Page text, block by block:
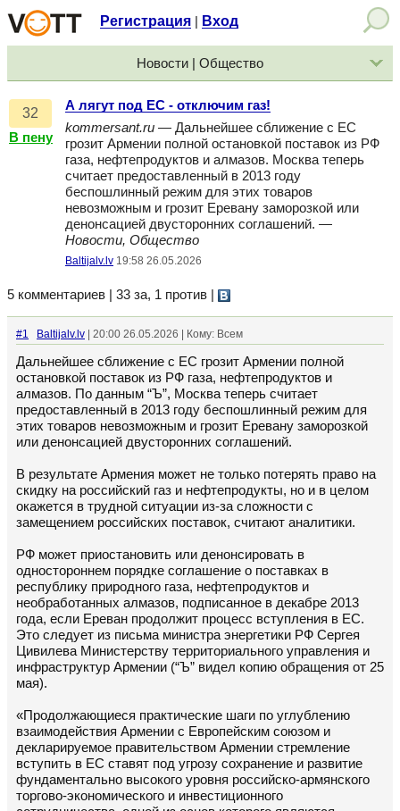
Регистрация Вход
Новости | Общество
32
В пену
А лягут под ЕС - отключим газ!
kommersant.ru — Дальнейшее сближение с ЕС
грозит Армении полной остановкой поставок из РФ
газа, нефтепродуктов и алмазов. Москва теперь
считает предоставленный в 2013 году
беспошлинный режим для этих товаров
невозможным и грозит Еревану заморозкой или
денонсацией двусторонних соглашений. —
Новости, Общество
Baltijalv.lv 19:58 26.05.2026
5 комментариев | 33 за, 1 против
#1 Baltijalv.lv | 20:00 26.05.2026 | Кому: Всем
Дальнейшее сближение с ЕС грозит Армении полной
остановкой поставок из РФ газа, нефтепродуктов и
алмазов. По данным “Ъ”, Москва теперь считает
предоставленный в 2013 году беспошлинный режим для
этих товаров невозможным и грозит Еревану заморозкой
или денонсацией двусторонних соглашений.
В результате Армения может не только потерять право на
скидку на российский газ и нефтепродукты, но и в целом
окажется в трудной ситуации из-за сложности с
замещением российских поставок, считают аналитики.
РФ может приостановить или денонсировать в
одностороннем порядке соглашение о поставках в
республику природного газа, нефтепродуктов и
необработанных алмазов, подписанное в декабре 2013
года, если Ереван продолжит процесс вступления в ЕС.
Это следует из письма министра энергетики РФ Сергея
Цивилева Министерству территориального управления и
инфраструктур Армении (“Ъ” видел копию обращения от 25
мая).
«Продолжающиеся практические шаги по углублению
взаимодействия Армении с Европейским союзом и
декларируемое правительством Армении стремление
вступить в ЕС ставят под угрозу сохранение и развитие
фундаментально высокого уровня российско-армянского
торгово-экономического и инвестиционного